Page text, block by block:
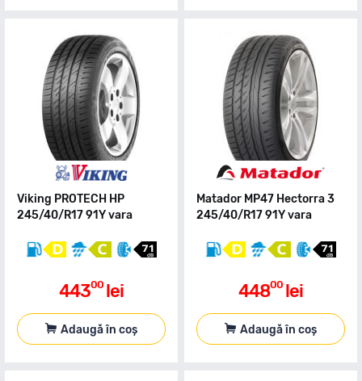
Viking PROTECH HP
245/40/R17 91Y vara
44300 lei
Adaugă în coș
Matador MP47 Hectorra 3
245/40/R17 91Y vara
44800 lei
Adaugă în coș